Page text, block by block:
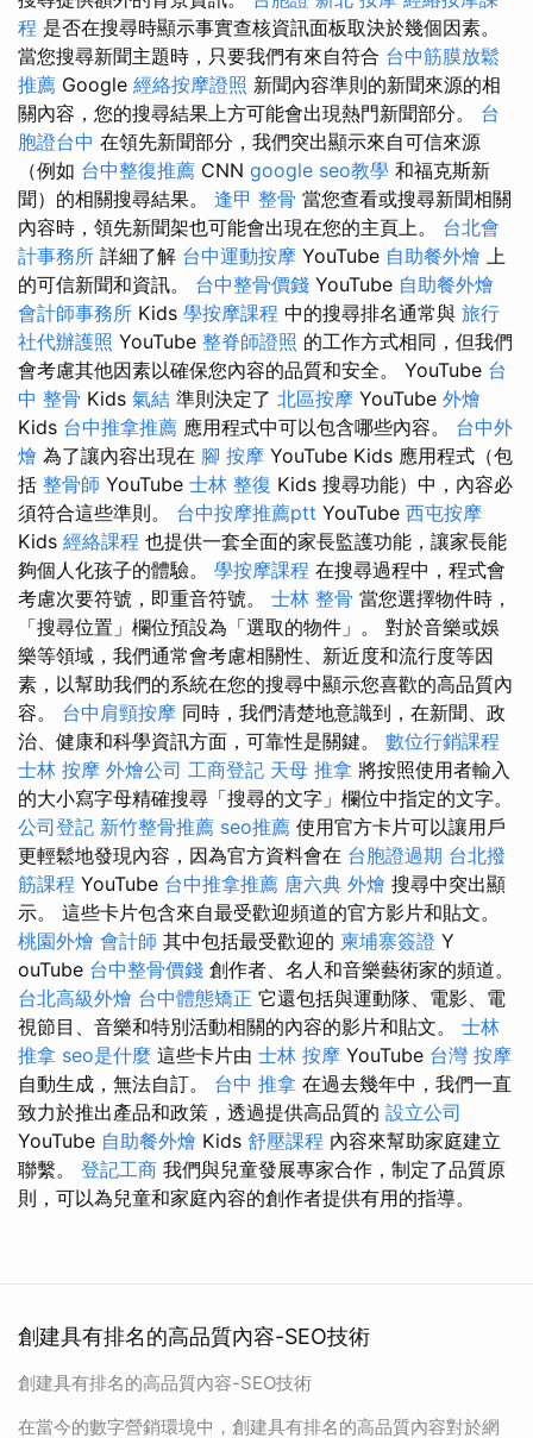
程 是否在搜尋時顯示事實查核資訊面板取決於幾個因素。
當您搜尋新聞主題時，只要我們有來自符合 台中筋膜放鬆
推薦 Google 經絡按摩證照 新聞內容準則的新聞來源的相
關內容，您的搜尋結果上方可能會出現熱門新聞部分。 台
胞證台中 在領先新聞部分，我們突出顯示來自可信來源
（例如 台中整復推薦 CNN google seo教學 和福克斯新
聞）的相關搜尋結果。 逢甲 整骨 當您查看或搜尋新聞相關
內容時，領先新聞架也可能會出現在您的主頁上。 台北會
計事務所 詳細了解 台中運動按摩 YouTube 自助餐外燴 上
的可信新聞和資訊。 台中整骨價錢 YouTube 自助餐外燴
會計師事務所 Kids 學按摩課程 中的搜尋排名通常與 旅行
社代辦護照 YouTube 整脊師證照 的工作方式相同，但我們
會考慮其他因素以確保您內容的品質和安全。 YouTube 台
中 整骨 Kids 氣結 準則決定了 北區按摩 YouTube 外燴
Kids 台中推拿推薦 應用程式中可以包含哪些內容。 台中外
燴 為了讓內容出現在 腳 按摩 YouTube Kids 應用程式（包
括 整骨師 YouTube 士林 整復 Kids 搜尋功能）中，內容必
須符合這些準則。 台中按摩推薦ptt YouTube 西屯按摩
Kids 經絡課程 也提供一套全面的家長監護功能，讓家長能
夠個人化孩子的體驗。 學按摩課程 在搜尋過程中，程式會
考慮次要符號，即重音符號。 士林 整骨 當您選擇物件時，
「搜尋位置」欄位預設為「選取的物件」。 對於音樂或娛
樂等領域，我們通常會考慮相關性、新近度和流行度等因
素，以幫助我們的系統在您的搜尋中顯示您喜歡的高品質內
容。 台中肩頸按摩 同時，我們清楚地意識到，在新聞、政
治、健康和科學資訊方面，可靠性是關鍵。 數位行銷課程
士林 按摩 外燴公司 工商登記 天母 推拿 將按照使用者輸入
的大小寫字母精確搜尋「搜尋的文字」欄位中指定的文字。
公司登記 新竹整骨推薦 seo推薦 使用官方卡片可以讓用戶
更輕鬆地發現內容，因為官方資料會在 台胞證過期 台北撥
筋課程 YouTube 台中推拿推薦 唐六典 外燴 搜尋中突出顯
示。 這些卡片包含來自最受歡迎頻道的官方影片和貼文。
桃園外燴 會計師 其中包括最受歡迎的 柬埔寨簽證 Y​​
ouTube 台中整骨價錢 創作者、名人和音樂藝術家的頻道。
台北高級外燴 台中體態矯正 它還包括與運動隊、電影、電
視節目、音樂和特別活動相關的內容的影片和貼文。 士林
推拿 seo是什麼 這些卡片由 士林 按摩 YouTube 台灣 按摩
自動生成，無法自訂。 台中 推拿 在過去幾年中，我們一直
致力於推出產品和政策，透過提供高品質的 設立公司
YouTube 自助餐外燴 Kids 舒壓課程 內容來幫助家庭建立
聯繫。 登記工商 我們與兒童發展專家合作，制定了品質原
則，可以為兒童和家庭內容的創作者提供有用的指導。
創建具有排名的高品質內容-SEO技術
創建具有排名的高品質內容-SEO技術
在當今的數字營銷環境中，創建具有排名的高品質內容對於網